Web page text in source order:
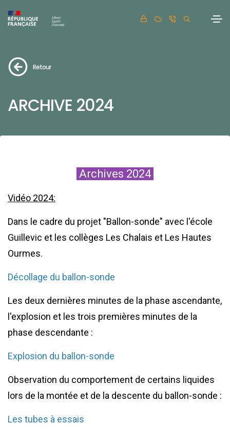
Retour
ARCHIVE 2024
Archives 2024
Vidéo 2024:
Dans le cadre du projet "Ballon-sonde" avec l'école
Guillevic et les collèges Les Chalais et Les Hautes
Ourmes.
Décollage du ballon-sonde
Les deux dernières minutes de la phase ascendante,
l'explosion et les trois premières minutes de la
phase descendante :
Explosion du ballon-sonde
Observation du comportement de certains liquides
lors de la montée et de la descente du ballon-sonde :
Les tubes à essais